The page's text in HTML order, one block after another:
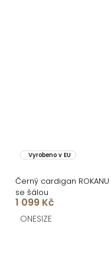
Vyrobeno v EU
Černý cardigan ROKANU
se šálou
1 099 Kč
ONESIZE